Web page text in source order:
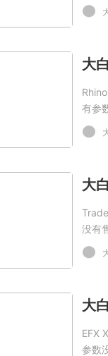
有参
没有
EFX
参数